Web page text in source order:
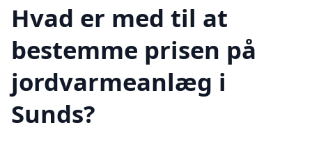
Hvad er med til at
bestemme prisen på
jordvarmeanlæg i
Sunds?